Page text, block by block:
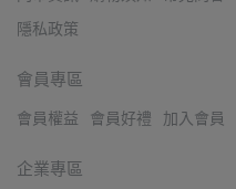
隱私政策
會員專區
會員權益 會員好禮 加入會員
企業專區